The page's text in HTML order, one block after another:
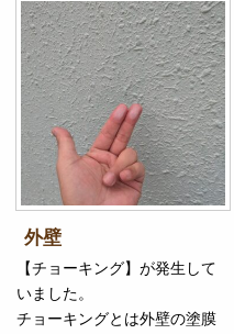
外壁
【チョーキング】が発生して
いました。
チョーキングとは外壁の塗膜